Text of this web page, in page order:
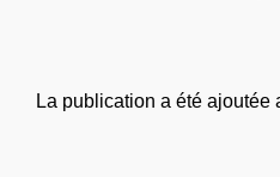
La publication a été ajoutée